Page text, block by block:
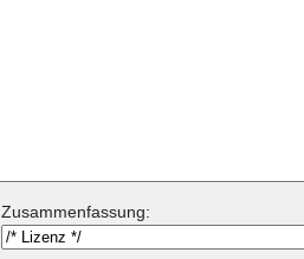
Zusammenfassung: